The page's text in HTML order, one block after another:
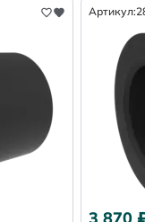
Артикул: